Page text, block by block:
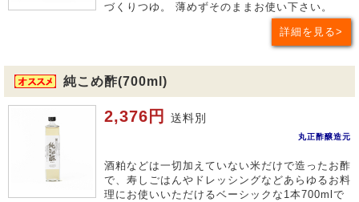
づくりつゆ。 薄めずそのままお使い下さい。
詳細を見る
純こめ酢(700ml)
2,376円 送料別
丸正酢醸造元
酒粕などは一切加えていない米だけで造ったお酢
で、寿しごはんやドレッシングなどあらゆるお料
理にお使いいただけるベーシックな1本700mlで